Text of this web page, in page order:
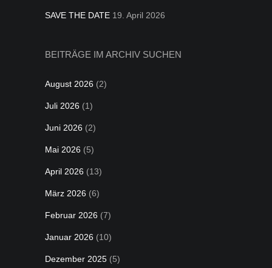
SAVE THE DATE 19. April 2026
BEITRÄGE IM ARCHIV SUCHEN
August 2026 (2)
Juli 2026 (1)
Juni 2026 (2)
Mai 2026 (5)
April 2026 (13)
März 2026 (6)
Februar 2026 (7)
Januar 2026 (10)
Dezember 2025 (5)